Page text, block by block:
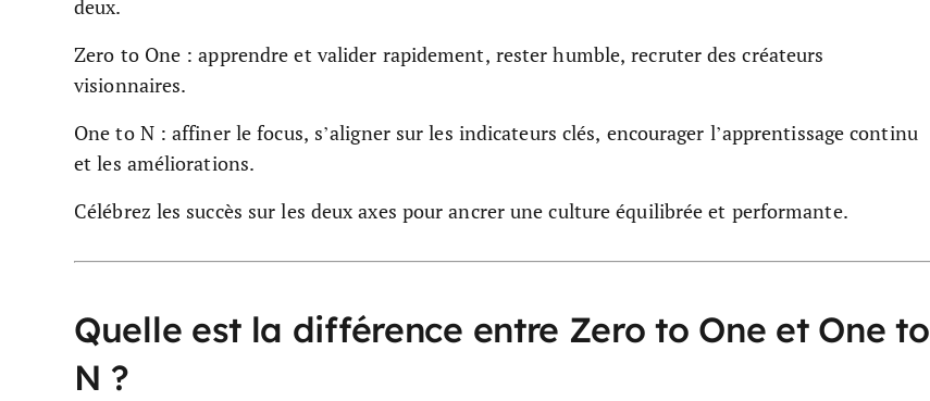
deux.
Zero to One : apprendre et valider rapidement, rester humble, recruter des créateurs
visionnaires.
One to N : affiner le focus, s’aligner sur les indicateurs clés, encourager l’apprentissage continu
et les améliorations.
Célébrez les succès sur les deux axes pour ancrer une culture équilibrée et performante.
Quelle est la différence entre Zero to One et One to
N ?